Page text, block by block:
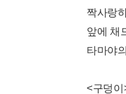
짝사랑
앞에 채
타마야
<구덩이